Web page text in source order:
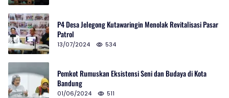
P4 Desa Jelegong Kutawaringin Menolak Revitalisasi Pasar
Patrol
13/07/2024 534
Pemkot Rumuskan Eksistensi Seni dan Budaya di Kota
Bandung
01/06/2024 511